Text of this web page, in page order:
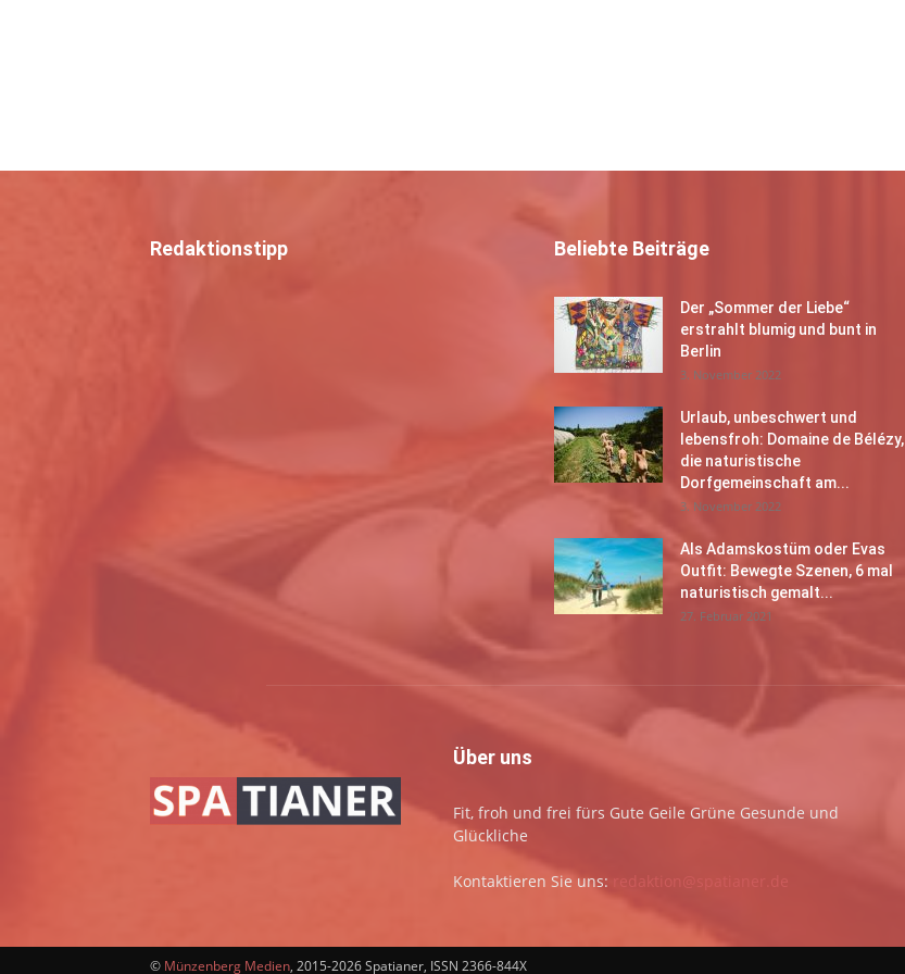
Redaktionstipp Beliebte Beiträge
Der „Sommer der Liebe“
erstrahlt blumig und bunt in
Berlin
3. November 2022
Urlaub, unbeschwert und
lebensfroh: Domaine de Bélézy,
die naturistische
Dorfgemeinschaft am...
3. November 2022
Als Adamskostüm oder Evas
Outfit: Bewegte Szenen, 6 mal
naturistisch gemalt...
27. Februar 2021
Über uns
Fit, froh und frei fürs Gute Geile Grüne Gesunde und
Glückliche
Kontaktieren Sie uns: redaktion@spatianer.de
© Münzenberg Medien, 2015-2026 Spatianer, ISSN 2366-844X